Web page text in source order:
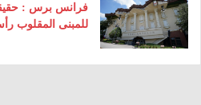
فرانس برس :
للمبنى المقلوب